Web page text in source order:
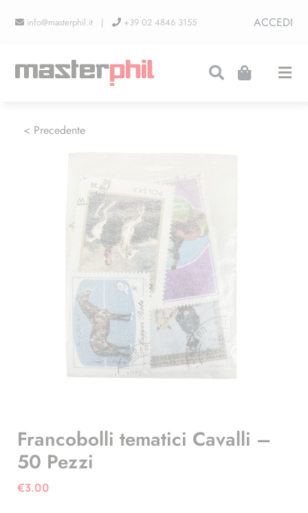
info@masterphil.it | +39 02 4846 3155 ACCEDI
LINEA COLLEZIONISMO
CONTATTI
< Precedente
Francobolli tematici Cavalli –
50 Pezzi
€3.00